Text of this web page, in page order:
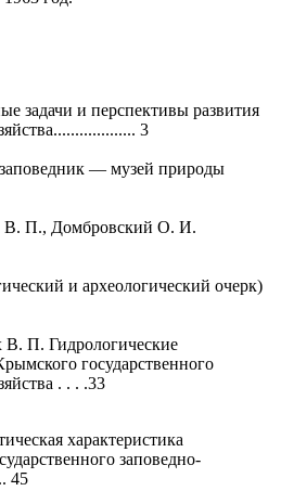
задачи и перспективы развития
3
— музей природы
В. П., Домбровский О. И.
и археологический очерк)
П. Гидрологические
государственного
. . . .33
характеристика
заповедно-
45